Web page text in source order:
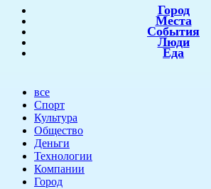
Город
Места
События
Люди
Еда
все
Спорт
Культура
Общество
Деньги
Технологии
Компании
Город